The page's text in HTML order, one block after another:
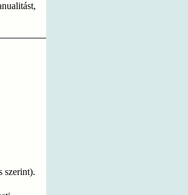
szerint).